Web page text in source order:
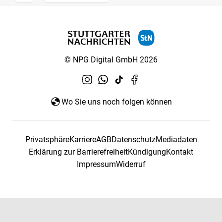
© NPG Digital GmbH 2026
Wo Sie uns noch folgen können
PrivatsphäreKarriereAGBDatenschutzMediadaten
Erklärung zur BarrierefreiheitKündigungKontakt
ImpressumWiderruf